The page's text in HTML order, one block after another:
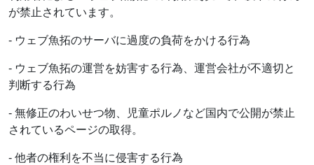
が禁止されています。
- ウェブ魚拓のサーバに過度の負荷をかける行為
- ウェブ魚拓の運営を妨害する行為、運営会社が不適切と
判断する行為
- 無修正のわいせつ物、児童ポルノなど国内で公開が禁止
されているページの取得。
- 他者の権利を不当に侵害する行為